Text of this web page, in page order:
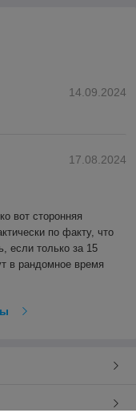
14.09.2024
17.08.2024
вот сторонняя
по факту, что
если только за 15
в рандомное время